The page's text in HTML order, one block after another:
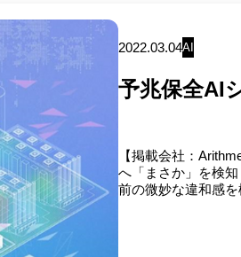
予兆保全AI
2022.03.04AI
【掲載会社：
へ「まさか」を検
前の微妙な違和感